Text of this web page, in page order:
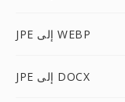
JPE إلى WEBP
JPE إلى DOCX